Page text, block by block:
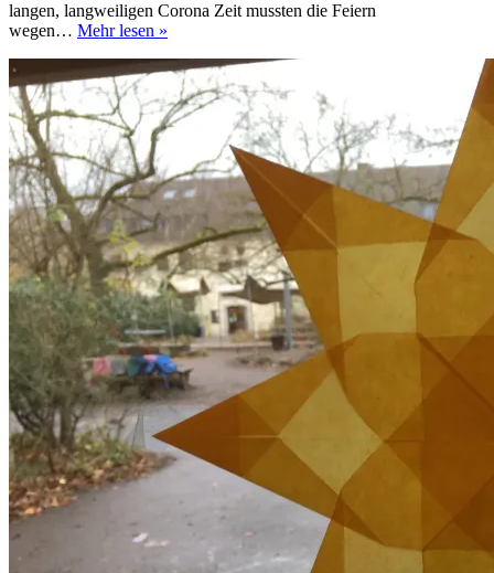
langen, langweiligen Corona Zeit mussten die Feiern
wegen… Mehr lesen »
und
nach
Corona